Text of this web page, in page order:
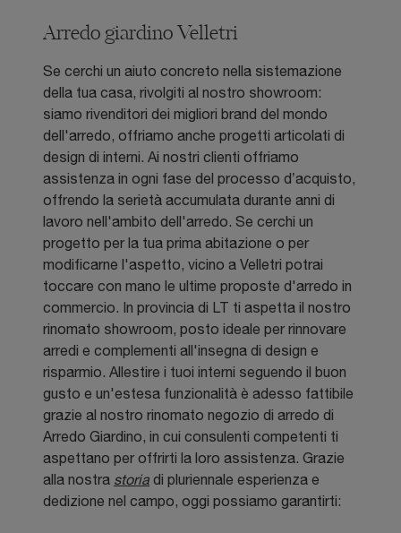
Arredo giardino Velletri
Se cerchi un aiuto concreto nella sistemazione
della tua casa, rivolgiti al nostro showroom:
siamo rivenditori dei migliori brand del mondo
dell'arredo, offriamo anche progetti articolati di
design di interni. Ai nostri clienti offriamo
assistenza in ogni fase del processo d’acquisto,
offrendo la serietà accumulata durante anni di
lavoro nell'ambito dell'arredo. Se cerchi un
progetto per la tua prima abitazione o per
modificarne l'aspetto, vicino a Velletri potrai
toccare con mano le ultime proposte d'arredo in
commercio. In provincia di LT ti aspetta il nostro
rinomato showroom, posto ideale per rinnovare
arredi e complementi all'insegna di design e
risparmio. Allestire i tuoi interni seguendo il buon
gusto e un'estesa funzionalità è adesso fattibile
grazie al nostro rinomato negozio di arredo di
Arredo Giardino, in cui consulenti competenti ti
aspettano per offrirti la loro assistenza. Grazie
alla nostra storia di pluriennale esperienza e
dedizione nel campo, oggi possiamo garantirti: